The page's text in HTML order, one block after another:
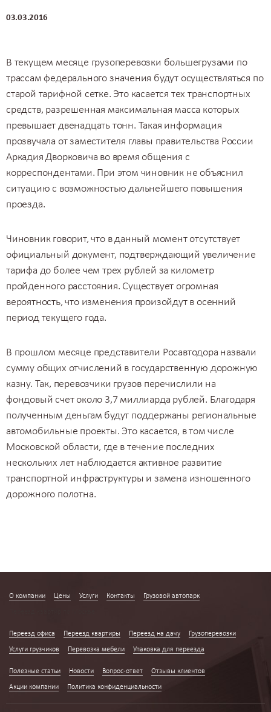
03.03.2016
В текущем месяце грузоперевозки большегрузами по
трассам федерального значения будут осуществляться по
старой тарифной сетке. Это касается тех транспортных
средств, разрешенная максимальная масса которых
превышает двенадцать тонн. Такая информация
прозвучала от заместителя главы правительства России
Аркадия Дворковича во время общения с
корреспондентами. При этом чиновник не объяснил
ситуацию с возможностью дальнейшего повышения
проезда.
Чиновник говорит, что в данный момент отсутствует
официальный документ, подтверждающий увеличение
тарифа до более чем трех рублей за километр
пройденного расстояния. Существует огромная
вероятность, что изменения произойдут в осенний
период текущего года.
В прошлом месяце представители Росавтодора назвали
сумму общих отчислений в государственную дорожную
казну. Так, перевозчики грузов перечислили на
фондовый счет около 3,7 миллиарда рублей. Благодаря
полученным деньгам будут поддержаны региональные
автомобильные проекты. Это касается, в том числе
Московской области, где в течение последних
нескольких лет наблюдается активное развитие
транспортной инфраструктуры и замена изношенного
дорожного полотна.
О компании Цены Услуги Контакты Грузовой автопарк
Переезд офиса Переезд квартиры Переезд на дачу Грузоперевозки
Услуги грузчиков Перевозка мебели Упаковка для переезда
Полезные статьи Новости Вопрос-ответ Отзывы клиентов
Акции компании Политика конфиденциальности